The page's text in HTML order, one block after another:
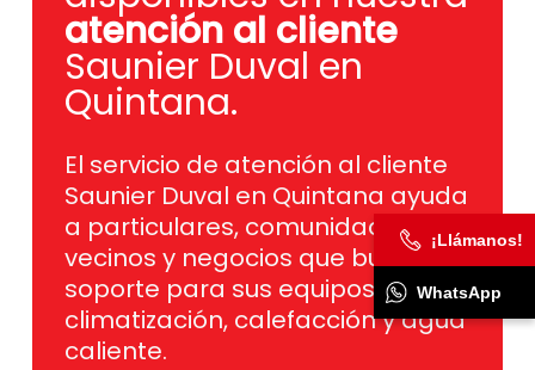
atención al cliente
Saunier Duval en
Quintana.
El servicio de atención al cliente
Saunier Duval en Quintana ayuda
a particulares, comunidades de
vecinos y negocios que buscan
soporte para sus equipos de
climatización, calefacción y agua
caliente.
¡Llámanos!
WhatsApp